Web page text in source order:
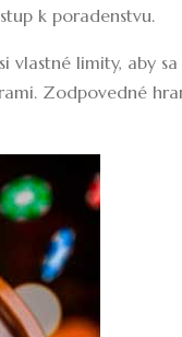
k poradenstvu.
vlastné limity, aby sa
Zodpovedné